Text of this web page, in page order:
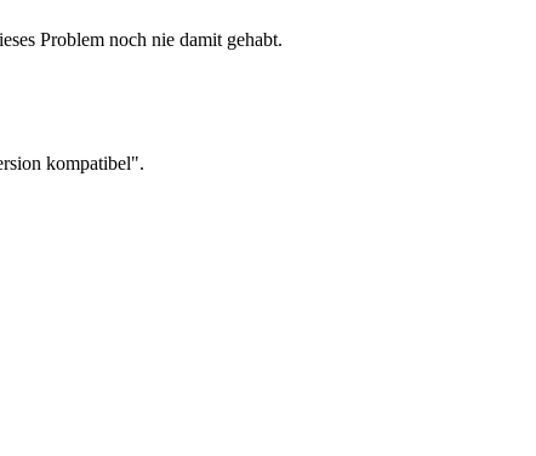
Problem noch nie damit gehabt.
kompatibel".